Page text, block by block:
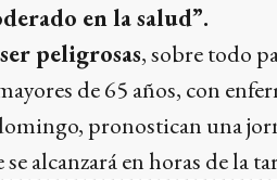
en la salud”.
peligrosas, sobre todo
de 65 años, con
pronostican una
se alcanzará en horas de la